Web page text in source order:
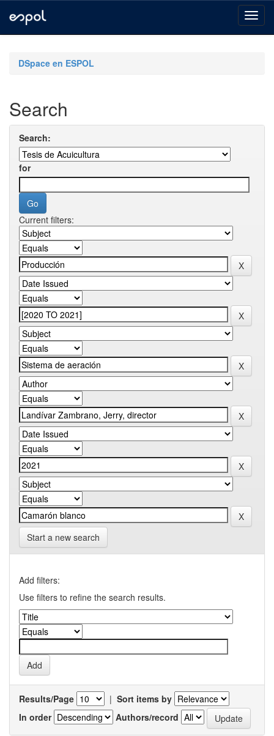
navigationDSpace en ESPOL
Search
Search:
for
Current filters:
Start a new search
Add filters:
Use filters to refine the search results.
Results/Page | Sort items by
In order
Authors/record